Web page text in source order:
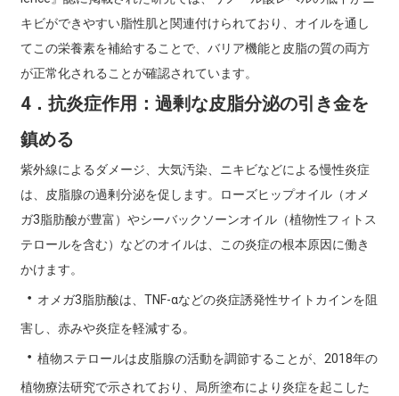
キビができやすい脂性肌と関連付けられており、オイルを通し
てこの栄養素を補給することで、バリア機能と皮脂の質の両方
が正常化されることが確認されています。
4．抗炎症作用：過剰な皮脂分泌の引き金を
鎮める
紫外線によるダメージ、大気汚染、ニキビなどによる慢性炎症
は、皮脂腺の過剰分泌を促します。ローズヒップオイル（オメ
ガ3脂肪酸が豊富）やシーバックソーンオイル（植物性フィトス
テロールを含む）などのオイルは、この炎症の根本原因に働き
かけます。
・ オメガ3脂肪酸は、TNF-αなどの炎症誘発性サイトカインを阻
害し、赤みや炎症を軽減する。
・ 植物ステロールは皮脂腺の活動を調節することが、2018年の
植物療法研究で示されており、局所塗布により炎症を起こした